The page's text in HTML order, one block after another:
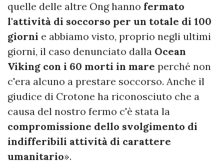
quelle delle altre Ong hanno fermato
l'attività di soccorso per un totale di 100
giorni e abbiamo visto, proprio negli ultimi
giorni, il caso denunciato dalla Ocean
Viking con i 60 morti in mare perché non
c'era alcuno a prestare soccorso. Anche il
giudice di Crotone ha riconosciuto che a
causa del nostro fermo c'è stata la
compromissione dello svolgimento di
indifferibili attività di carattere
umanitario».